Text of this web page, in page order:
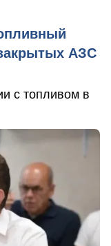
АЗС
с топливом в